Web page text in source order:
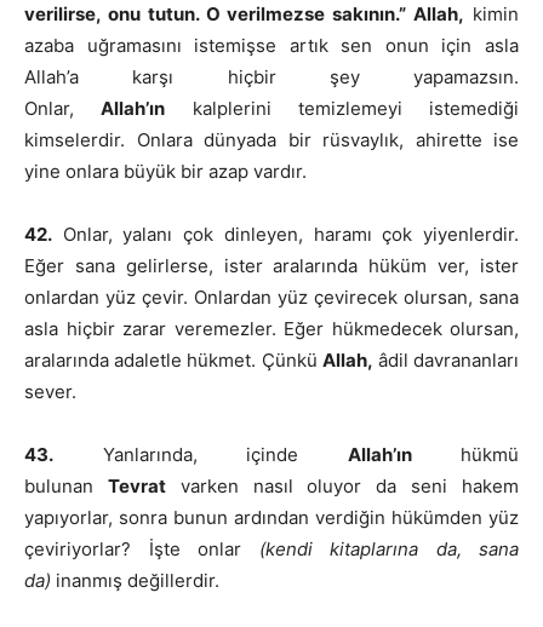
verilirse, onu tutun. O verilmezse sakının.” Allah, kimin
azaba uğramasını istemişse artık sen onun için asla
Allah’a karşı hiçbir şey yapamazsın.
Onlar,Allah’ın kalplerini temizlemeyi istemediği
kimselerdir. Onlara dünyada bir rüsvaylık, ahirette ise
yine onlara büyük bir azap vardır.
42. Onlar, yalanı çok dinleyen, haramı çok yiyenlerdir.
Eğer sana gelirlerse, ister aralarında hüküm ver, ister
onlardan yüz çevir. Onlardan yüz çevirecek olursan, sana
asla hiçbir zarar veremezler. Eğer hükmedecek olursan,
aralarında adaletle hükmet. Çünkü Allah, âdil davrananları
sever.
43. Yanlarında, içinde Allah’ınhükmü
bulunan Tevratvarken nasıl oluyor da seni hakem
yapıyorlar, sonra bunun ardından verdiğin hükümden yüz
çeviriyorlar? İşte onlar (kendi kitaplarına da, sana
da) inanmış değillerdir.